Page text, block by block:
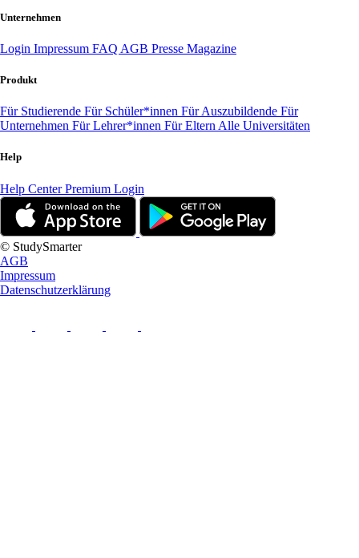
Unternehmen
Login Impressum FAQ AGB Presse Magazine
Produkt
Für Studierende Für Schüler*innen Für Auszubildende Für
Unternehmen Für Lehrer*innen Für Eltern Alle Universitäten
Help
Help CenterPremium Login
© StudySmarter
AGB
Impressum
Datenschutzerklärung